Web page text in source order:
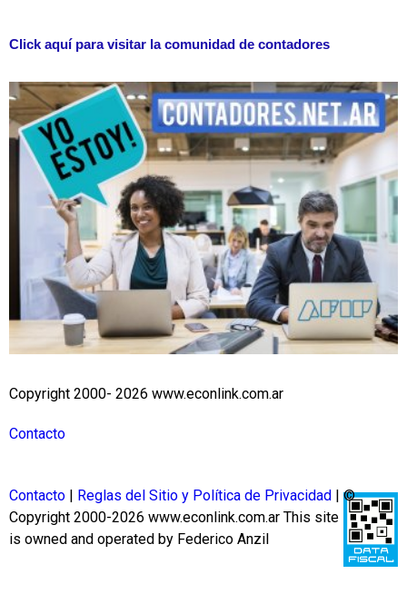
Click aquí para visitar la comunidad de contadores
Copyright 2000- 2026 www.econlink.com.ar
Contacto
Contacto | Reglas del Sitio y Política de Privacidad | ©
Copyright 2000-2026 www.econlink.com.ar This site
is owned and operated by Federico Anzil